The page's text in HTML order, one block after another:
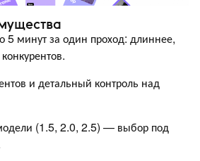
5 минут за один проход: длиннее,
и детальный контроль над
(1.5, 2.0, 2.5) — выбор под